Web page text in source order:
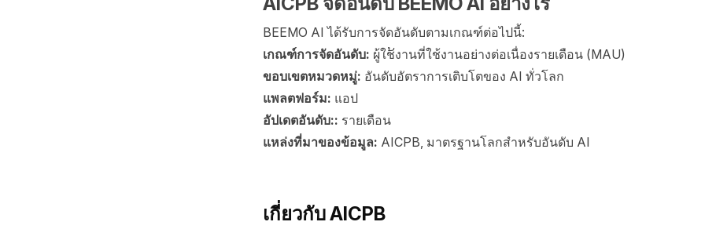
BEEMO AI ได้รับการจัดอันดับตามเกณฑ์ต่อไปนี้:
เกณฑ์การจัดอันดับ: ผู้ใช້งานที่ใช้งานอย่างต่อเนื่องรายเดือน (MAU)
ขอบเขตหมวดหมู่: อันดับอัตราการเติบโตของ AI ทั่วโลก
แพลตฟอร์ม: แอป
อัปเดตอันดับ:: รายเดือน
แหล่งที่มาของข้อมูล: AICPB, มาตรฐานโลกสำหรับอันดับ AI
เกี่ยวกับ AICPB